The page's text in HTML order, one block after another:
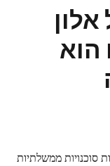
הוא
ממשלתיות